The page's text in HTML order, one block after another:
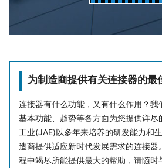
为制造商提供有关连接器的最
连接器有什么功能，又有什么作用？我
基本功能、趋势等各方面为您提供详
工业(JAE)以多年来培养的研发能力和
造商提供适应新时代发展需求的连接器
程中竭尽所能提供最大的帮助，请随时